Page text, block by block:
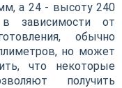
а 24 - высоту 240
зависимости от
обычно
но может
что некоторые
получить